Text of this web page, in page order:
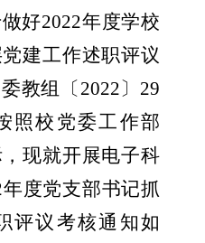
好2022年度学校
建工作述职评议
教组〔 2022〕 29
照校党委工作部
现就开展电子科
年度党支部书记抓
评议考核通知如